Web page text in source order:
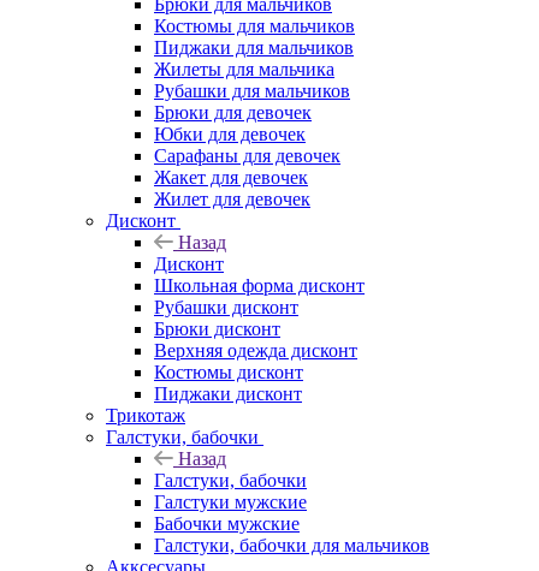
Брюки для мальчиков
Костюмы для мальчиков
Пиджаки для мальчиков
Жилеты для мальчика
Рубашки для мальчиков
Брюки для девочек
Юбки для девочек
Сарафаны для девочек
Жакет для девочек
Жилет для девочек
Дисконт
Назад
Дисконт
Школьная форма дисконт
Рубашки дисконт
Брюки дисконт
Верхняя одежда дисконт
Костюмы дисконт
Пиджаки дисконт
Трикотаж
Галстуки, бабочки
Назад
Галстуки, бабочки
Галстуки мужские
Бабочки мужские
Галстуки, бабочки для мальчиков
Акксесуары